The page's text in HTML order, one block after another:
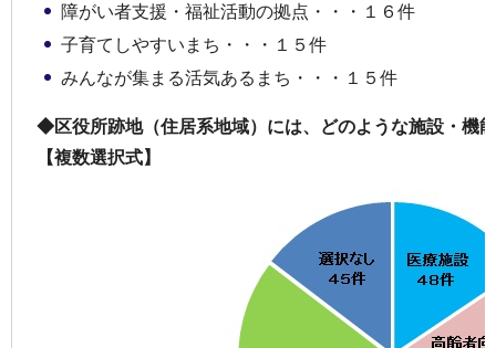
障がい者支援・福祉活動の拠点・・・１６件
子育てしやすいまち・・・１５件
みんなが集まる活気あるまち・・・１５件
◆区役所跡地（住居系地域）には、どのような施設・機
【複数選択式】